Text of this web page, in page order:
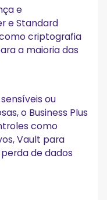
e
e Standard
criptografia
a maioria das
ou
o Business Plus
como
Vault para
de dados